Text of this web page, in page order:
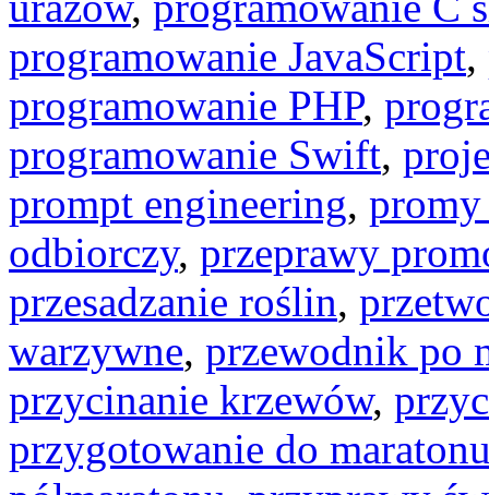
programowanie JavaScript,
programowanie PHP,
programowanie Swift,
prompt engineering,
odbiorczy, przeprawy
przesadzanie roślin,
warzywne, przewodnik po
przycinanie krzewów,
przygotowanie do